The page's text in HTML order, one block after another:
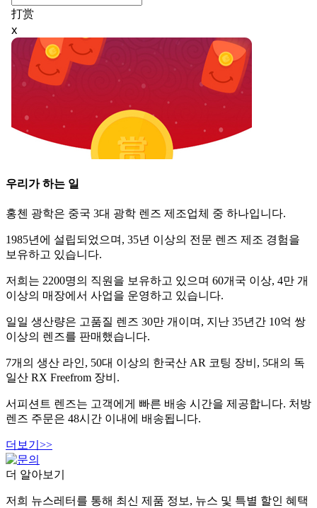
우리가 하는 일
홍첸 광학은 중국 3대 광학 렌즈 제조업체 중 하나입니다.
1985년에 설립되었으며, 35년 이상의 전문 렌즈 제조 경험을
보유하고 있습니다.
저희는 2200명의 직원을 보유하고 있으며 60개국 이상, 4만 개
이상의 매장에서 사업을 운영하고 있습니다.
일일 생산량은 고품질 렌즈 30만 개이며, 지난 35년간 10억 쌍
이상의 렌즈를 판매했습니다.
7개의 생산 라인, 50대 이상의 한국산 AR 코팅 장비, 5대의 독
일산 RX Freefrom 장비.
서피션트 렌즈는 고객에게 빠른 배송 시간을 제공합니다. 처방
렌즈 주문은 48시간 이내에 배송됩니다.
더보기>>
더 알아보기
저희 뉴스레터를 통해 최신 제품 정보, 뉴스 및 특별 할인 혜택